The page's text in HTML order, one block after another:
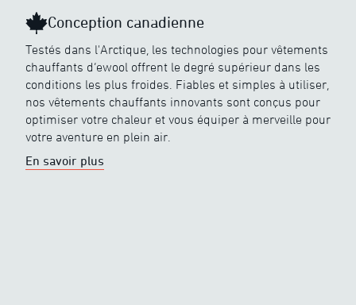
Conception canadienne
Testés dans l'Arctique, les technologies pour vêtements
chauffants d’ewool offrent le degré supérieur dans les
conditions les plus froides. Fiables et simples à utiliser,
nos vêtements chauffants innovants sont conçus pour
optimiser votre chaleur et vous équiper à merveille pour
votre aventure en plein air.
En savoir plus